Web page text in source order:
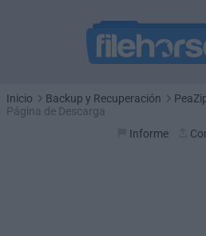
Inicio Backup y Recuperación
Página de Descarga
Informe